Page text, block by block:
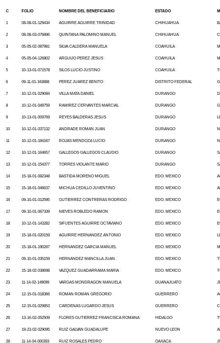
C FOLIO NOMBRE DEL BENEFICIARIO ESTADO
1 08-08-01-129434 AGUIRRE AGUIRRE TRINIDAD CHIHUAHUA
2 08-08-03-076896 QUINTANA PALOMINO MANUEL CHIHUAHUA
3 05-05-02-087981 SILVA CALDERA MANUELA COAHUILA
4 05-05-04-126802 ARGUIJO PEREZ JESUS COAHUILA
5 10-13-01-071578 SILOS LUCIO JUSTINO COAHUILA
6 09-11-01-163888 PEREZ JUAREZ BENITO DISTRITO FEDERAL
7 10-12-01-029084 VILLA MATA DANIEL DURANGO
8 10-12-01-048759 RAMIREZ CERVANTES MARCIAL DURANGO
9 10-13-01-009769 REYES BALDERAS JESUS DURANGO
10 10-12-01-037132 ANDRADE ROMAN JUAN DURANGO
11 10-12-01-184167 ROJAS MENDOZA LUCIO DURANGO
12 10-12-01-164657 GALLEGOS GALLEGOS CLAUDIO DURANGO
13 10-12-01-154377 TORRES VIOLANTE MARIO DURANGO
14 15-18-01-082348 BASTIDA MORENO MIGUEL EDO. MEXICO
15 15-18-01-046637 MICHUA CEDILLO JUVENTINO EDO. MEXICO
16 09-10-01-012595 GUTIERREZ CONTRERAS RODRIGO EDO. MEXICO
17 09-10-01-067339 NIEVES ROBLEDO RAMON EDO. MEXICO
18 10-12-01-143282 SIFUENTES AGUIRRE OCTAVIANO EDO. MEXICO
19 15-18-01-020159 AGUIRRE HERNANDEZ ANTONIO EDO. MEXICO
20 15-18-01-190287 HERNANDEZ GARCIA MANUEL EDO. MEXICO
21 09-10-01-035159 HERNANDEZ MANCILLA JUAN EDO. MEXICO
22 15-18-02-038698 VAZQUEZ GUADARRAMA MARIA EDO. MEXICO
23 11-14-02-149099 VARGAS MONDRAGON MANUELA GUANAJUATO
24 12-15-01-018366 ROMAN ROMAN GREGORIO GUERRERO
25 12-15-01-029853 CARDENAS LUGARDO JESUS GUERRERO
26 13-16-02-052509 FLORES GUTIERREZ FRANCISCA ROMANA HIDALGO
27 19-23-02-029095 RUIZ GALVAN GUADALUPE NUEVO LEON
28 11-14-04-000393 RUIZ ROSALES PEDRO OAXACA